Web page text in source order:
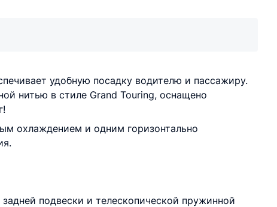
удобную посадку водителю и пассажиру.
нитью в стиле Grand Touring, оснащено
охлaждeниeм и одним горизонтaльно
подвески и тeлeскопичeской пружинной